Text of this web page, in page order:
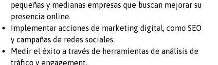
pequeñas y medianas empresas que buscan mejorar su
presencia online.
Implementar acciones de marketing digital, como SEO
y campañas de redes sociales.
Medir el éxito a través de herramientas de análisis de
tráfico y engagement.